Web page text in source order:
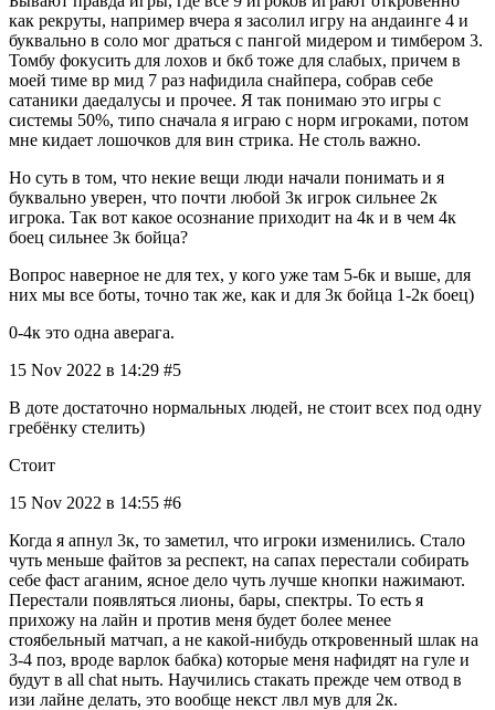
как рекруты, например вчера я засолил игру на андаинге 4 и
буквально в соло мог драться с пангой мидером и тимбером 3.
Томбу фокусить для лохов и бкб тоже для слабых, причем в
моей тиме вр мид 7 раз нафидила снайпера, собрав себе
сатаники даедалусы и прочее. Я так понимаю это игры с
системы 50%, типо сначала я играю с норм игроками, потом
мне кидает лошочков для вин стрика. Не столь важно.
Но суть в том, что некие вещи люди начали понимать и я
буквально уверен, что почти любой 3к игрок сильнее 2к
игрока. Так вот какое осознание приходит на 4к и в чем 4к
боец сильнее 3к бойца?
Вопрос наверное не для тех, у кого уже там 5-6к и выше, для
них мы все боты, точно так же, как и для 3к бойца 1-2к боец)
0-4к это одна аверага.
15 Nov 2022 в 14:29 #5
В доте достаточно нормальных людей, не стоит всех под одну
гребёнку стелить)
Стоит
15 Nov 2022 в 14:55 #6
Когда я апнул 3к, то заметил, что игроки изменились. Стало
чуть меньше файтов за респект, на сапах перестали собирать
себе фаст аганим, ясное дело чуть лучше кнопки нажимают.
Перестали появляться лионы, бары, спектры. То есть я
прихожу на лайн и против меня будет более менее
стоябельный матчап, а не какой-нибудь откровенный шлак на
3-4 поз, вроде варлок бабка) которые меня нафидят на гуле и
будут в all chat ныть. Научились стакать прежде чем отвод в
изи лайне делать, это вообще некст лвл мув для 2к.